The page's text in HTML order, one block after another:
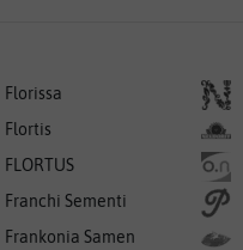
Florissa
Flortis
FLORTUS
Franchi Sementi
Frankonia Samen